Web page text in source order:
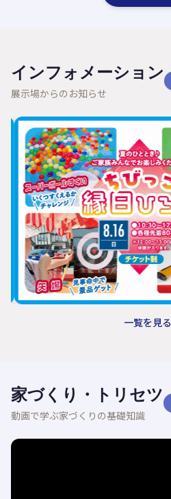
インフォメーション
展示場からのお知らせ
一覧を見る
家づくり・トリセツ
動画で学ぶ家づくりの基礎知識